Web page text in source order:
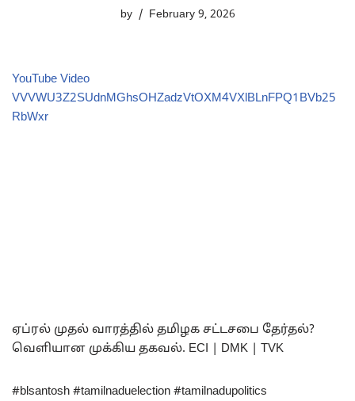
by February 9, 2026
YouTube Video
VVVWU3Z2SUdnMGhsOHZadzVtOXM4VXlBLnFPQ1BVb25
RbWxr
ஏப்ரல் முதல் வாரத்தில் தமிழக சட்டசபை தேர்தல்?
வெளியான முக்கிய தகவல். ECI | DMK | TVK
#blsantosh #tamilnaduelection #tamilnadupolitics